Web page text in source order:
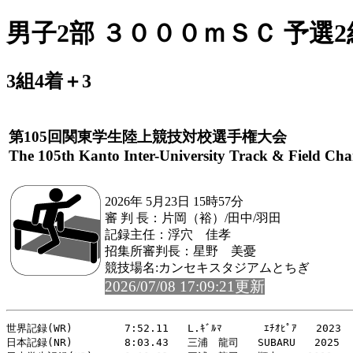
男子2部 ３０００ｍＳＣ 予選2
3組4着＋3
第105回関東学生陸上競技対校選手権大会
The 105th Kanto Inter-University Track & Field
2026年 5月23日 15時57分
審 判 長：片岡（裕）/田中/羽田
記録主任：浮穴 佳孝
招集所審判長：星野 美憂
競技場名:カンセキスタジアムとちぎ
2026/07/08 17:09:21更新
世界記録(WR)   　　  7:52.11   L.ｷﾞﾙﾏ   　  ｴﾁｵﾋﾟｱ   2023
日本記録(NR)   　　  8:03.43   三浦　龍司   SUBARU   2025